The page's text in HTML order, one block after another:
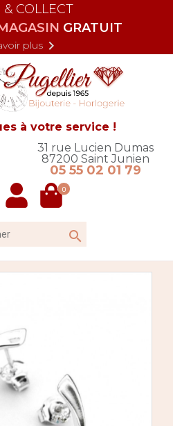
& COLLECT
GRATUIT
plus 
à votre service !
31 rue Lucien Dumas
87200 Saint Junien
05 55 02 01 79
0

Rechercher